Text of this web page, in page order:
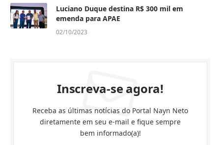
Luciano Duque destina R$ 300 mil em
emenda para APAE
02/10/2023
Inscreva-se agora!
Receba as últimas notícias do Portal Nayn Neto
diretamente em seu e-mail e fique sempre
bem informado(a)!